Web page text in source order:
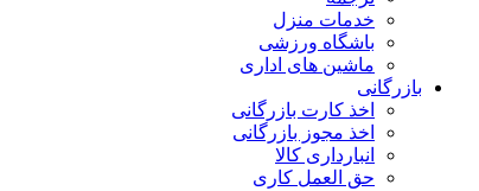
خدمات منزل
باشگاه ورزشی
ماشین های اداری
بازرگانی
اخذ کارت بازرگانی
اخذ مجوز بازرگانی
انبارداری کالا
حق العمل کاری